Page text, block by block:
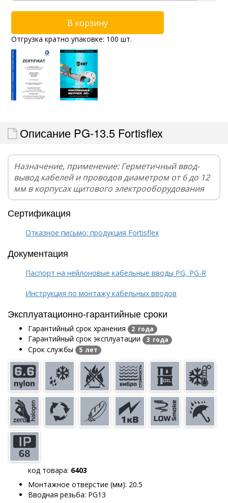
Отгрузка кратно упаковке: 100 шт.
Описание PG-13.5 Fortisflex
Назначение, применение: Герметичный ввод-
вывод кабелей и проводов диаметром от 6 до 12
мм в корпусах щитового электрооборудования
Сертификация
Отказное письмо: продукция Fortisflex
Документация
Паспорт на нейлоновые кабельные вводы PG, PG-R
Инструкция по монтажу кабельных вводов
Эксплуатационно-гарантийные сроки
Гарантийный срок хранения 2 года
Гарантийный срок эксплуатации 3 года
Срок службы 5 лет
код товара: 6403
Монтажное отверстие (мм): 20.5
Вводная резьба: PG13